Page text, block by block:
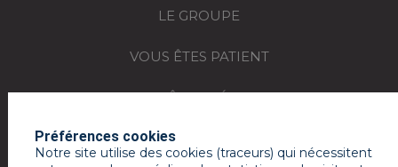
LE GROUPE
VOUS ÊTES PATIENT
VOUS ÊTES MÉDECIN
REJOIGNEZ-NOUS
Préférences cookies
Notre site utilise des cookies (traceurs) qui nécessitent